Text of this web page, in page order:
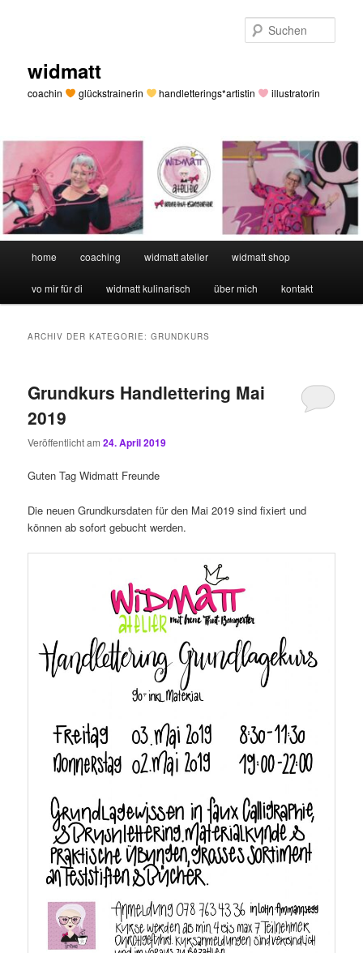
widmatt
coachin glückstrainerin handletterings*artistin illustratorin
home coaching widmatt atelier widmatt shop
vo mir für di widmatt kulinarisch über mich kontakt
ARCHIV DER KATEGORIE:GRUNDKURS
Grundkurs Handlettering Mai
2019
Veröffentlicht am24. April 2019
Guten Tag Widmatt Freunde
Die neuen Grundkursdaten für den Mai 2019 sind fixiert und
können ab sofort gebucht werden.